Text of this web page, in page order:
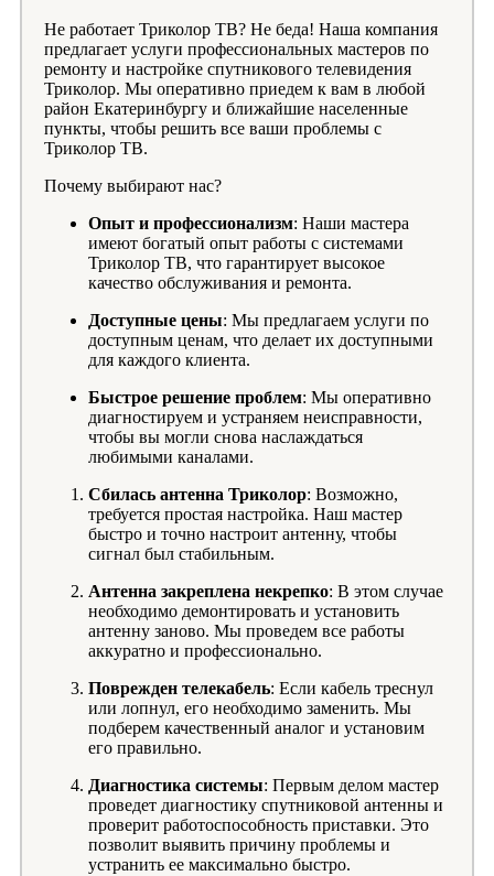
Не работает Триколор ТВ? Не беда! Наша компания
предлагает услуги профессиональных мастеров по
ремонту и настройке спутникового телевидения
Триколор. Мы оперативно приедем к вам в любой
район Екатеринбургу и ближайшие населенные
пункты, чтобы решить все ваши проблемы с
Триколор ТВ.
Почему выбирают нас?
Опыт и профессионализм: Наши мастера
имеют богатый опыт работы с системами
Триколор ТВ, что гарантирует высокое
качество обслуживания и ремонта.
Доступные цены: Мы предлагаем услуги по
доступным ценам, что делает их доступными
для каждого клиента.
Быстрое решение проблем: Мы оперативно
диагностируем и устраняем неисправности,
чтобы вы могли снова наслаждаться
любимыми каналами.
Сбилась антенна Триколор: Возможно,
требуется простая настройка. Наш мастер
быстро и точно настроит антенну, чтобы
сигнал был стабильным.
Антенна закреплена некрепко: В этом случае
необходимо демонтировать и установить
антенну заново. Мы проведем все работы
аккуратно и профессионально.
Поврежден телекабель: Если кабель треснул
или лопнул, его необходимо заменить. Мы
подберем качественный аналог и установим
его правильно.
Диагностика системы: Первым делом мастер
проведет диагностику спутниковой антенны и
проверит работоспособность приставки. Это
позволит выявить причину проблемы и
устранить ее максимально быстро.